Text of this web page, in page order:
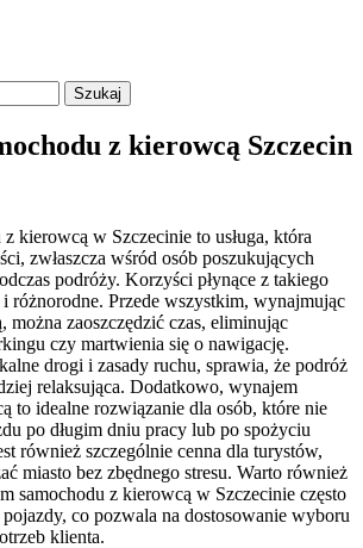
z kierowcą Szczecin
kierowcą w Szczecinie to usługa, która
zwłaszcza wśród osób poszukujących
podróży. Korzyści płynące z takiego
różnorodne. Przede wszystkim, wynajmując
można zaoszczędzić czas, eliminując
czy martwienia się o nawigację.
drogi i zasady ruchu, sprawia, że podróż
relaksująca. Dodatkowo, wynajem
to idealne rozwiązanie dla osób, które nie
po długim dniu pracy lub po spożyciu
również szczególnie cenna dla turystów,
miasto bez zbędnego stresu. Warto również
samochodu z kierowcą w Szczecinie często
co pozwala na dostosowanie wyboru
klienta.